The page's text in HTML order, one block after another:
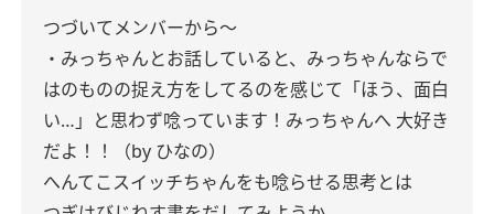
つづいてメンバーから〜
・みっちゃんとお話していると、みっちゃんならで
はのものの捉え方をしてるのを感じて「ほう、面白
い…」と思わず唸っています！みっちゃんへ 大好き
だよ！！（by ひなの）
へんてこスイッチちゃんをも唸らせる思考とは